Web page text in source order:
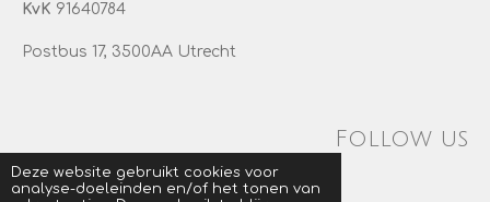
Deze website gebruikt cookies voor
analyse-doeleinden en/of het tonen van
KvK 91640784
Postbus 17, 3500AA Utrecht
Follow us